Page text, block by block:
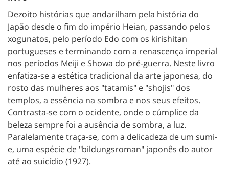
Dezoito histórias que andarilham pela história do
Japão desde o fim do império Heian, passando pelos
xogunatos, pelo período Edo com os kirishitan
portugueses e terminando com a renascença imperial
nos períodos Meiji e Showa do pré-guerra. Neste livro
enfatiza-se a estética tradicional da arte japonesa, do
rosto das mulheres aos "tatamis" e "shojis" dos
templos, a essência na sombra e nos seus efeitos.
Contrasta-se com o ocidente, onde o cúmplice da
beleza sempre foi a ausência de sombra, a luz.
Paralelamente traça-se, com a delicadeza de um sumi-
e, uma espécie de "bildungsroman" japonês do autor
até ao suicídio (1927).